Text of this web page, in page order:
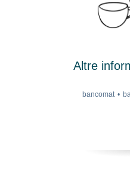
Altre
bancomat